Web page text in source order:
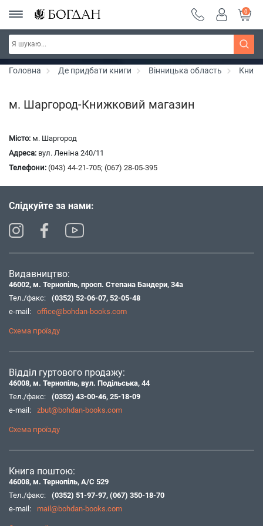
Серія "Чейзіана" ~ знижка 20%
0
Головна Де придбати книги Вінницька область
м. Шаргород-Книжковий магазин
Місто: м. Шаргород
Адреса: вул. Леніна 240/11
Телефони: (043) 44-21-705; (067) 28-05-395
Слідкуйте за нами:
Видавництво:
46002, м. Тернопіль, просп. Степана Бандери, 34а
Тел./факс:
(0352) 52-06-07, 52-05-48
e-mail:
office@bohdan-books.com
Схема проїзду
Відділ гуртового продажу:
46008, м. Тернопіль, вул. Подільська, 44
Тел./факс:
(0352) 43-00-46, 25-18-09
e-mail:
zbut@bohdan-books.com
Схема проїзду
Книга поштою:
46008, м. Тернопіль, А/С 529
Тел./факс:
(0352) 51-97-97, (067) 350-18-70
e-mail:
mail@bohdan-books.com